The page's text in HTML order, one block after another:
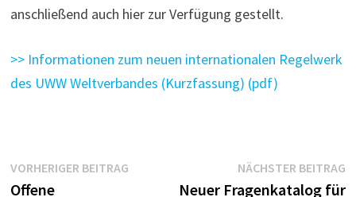
anschließend auch hier zur Verfügung gestellt.
>> Informationen zum neuen internationalen Regelwerk
des UWW Weltverbandes (Kurzfassung) (pdf)
Beitragsnavigation
VORHERIGER BEITRAGVorheriger
Offene
NÄCHSTER BEITRAG
Neuer Fragenkatalog für